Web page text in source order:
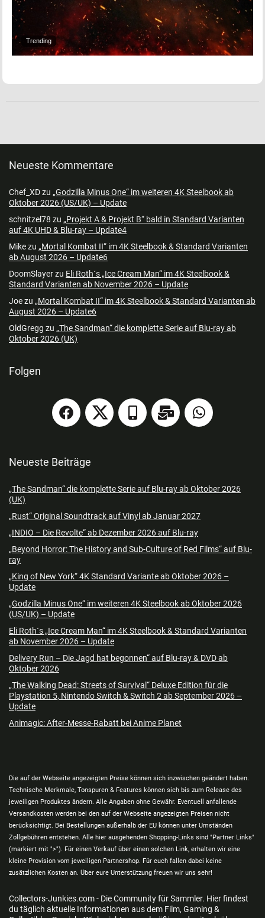
Trending
Neueste Kommentare
Chef_XDzu „Godzilla Minus One“ im weiteren 4K Steelbook ab
Oktober 2026 (US/UK) – Update
schnitzel78 zu „Projekt A & Projekt B“ bald in Standard Varianten
auf 4K UHD & Blu-ray – Update4
Mikezu „Mortal Kombat II“ im 4K Steelbook & Standard Varianten
ab August 2026 – Update6
DoomSlayerzu Eli Roth´s „Ice Cream Man“ im 4K Steelbook &
Standard Varianten ab November 2026 – Update
Joezu „Mortal Kombat II“ im 4K Steelbook & Standard Varianten ab
August 2026 – Update6
OldGregg zu „The Sandman“ die komplette Serie auf Blu-ray ab
Oktober 2026 (UK)
Folgen
Neueste Beiträge
„The Sandman“ die komplette Serie auf Blu-ray ab Oktober 2026
(UK)
„Rust“ Original Soundtrack auf Vinyl ab Januar 2027
„INDIO – Die Revolte“ ab Dezember 2026 auf Blu-ray
„Beyond Horror: The History and Sub-Culture of Red Films“ auf Blu-
ray
„King of New York“ 4K Standard Variante ab Oktober 2026 –
Update
„Godzilla Minus One“ im weiteren 4K Steelbook ab Oktober 2026
(US/UK) – Update
Eli Roth´s „Ice Cream Man“ im 4K Steelbook & Standard Varianten
ab November 2026 – Update
Delivery Run – Die Jagd hat begonnen“ auf Blu-ray & DVD ab
Oktober 2026
„The Walking Dead: Streets of Survival“ Deluxe Edition für die
Playstation 5, Nintendo Switch & Switch 2 ab September 2026 –
Update
Animagic: After-Messe-Rabatt bei Anime Planet
Die auf der Webseite angezeigten Preise können sich inzwischen geändert haben.
Technische Merkmale, Tonspuren & Features können sich bis zum Release des
jeweiligen Produktes ändern. Alle Angaben ohne Gewähr. Eventuell anfallende
Versandkosten werden bei den auf der Webseite angezeigten Preisen nicht
berücksichtigt. Bei Bestellungen außerhalb der EU können unter Umständen
Zollgebühren entstehen. Alle hier ausgehenden Shopping-Links sind "Partner Links"
(markiert mit ">"). Für einen Verkauf über einen solchen Link, erhalten wir eine
kleine Provision vom jeweiligen Partnershop. Für euch fallen dabei keine
zusätzlichen Kosten an. Über eure Unterstützung freuen wir uns sehr!
Collectors-Junkies.com - Die Community für Sammler. Hier findest
du täglich aktuelle Informationen aus dem Film, Gaming &